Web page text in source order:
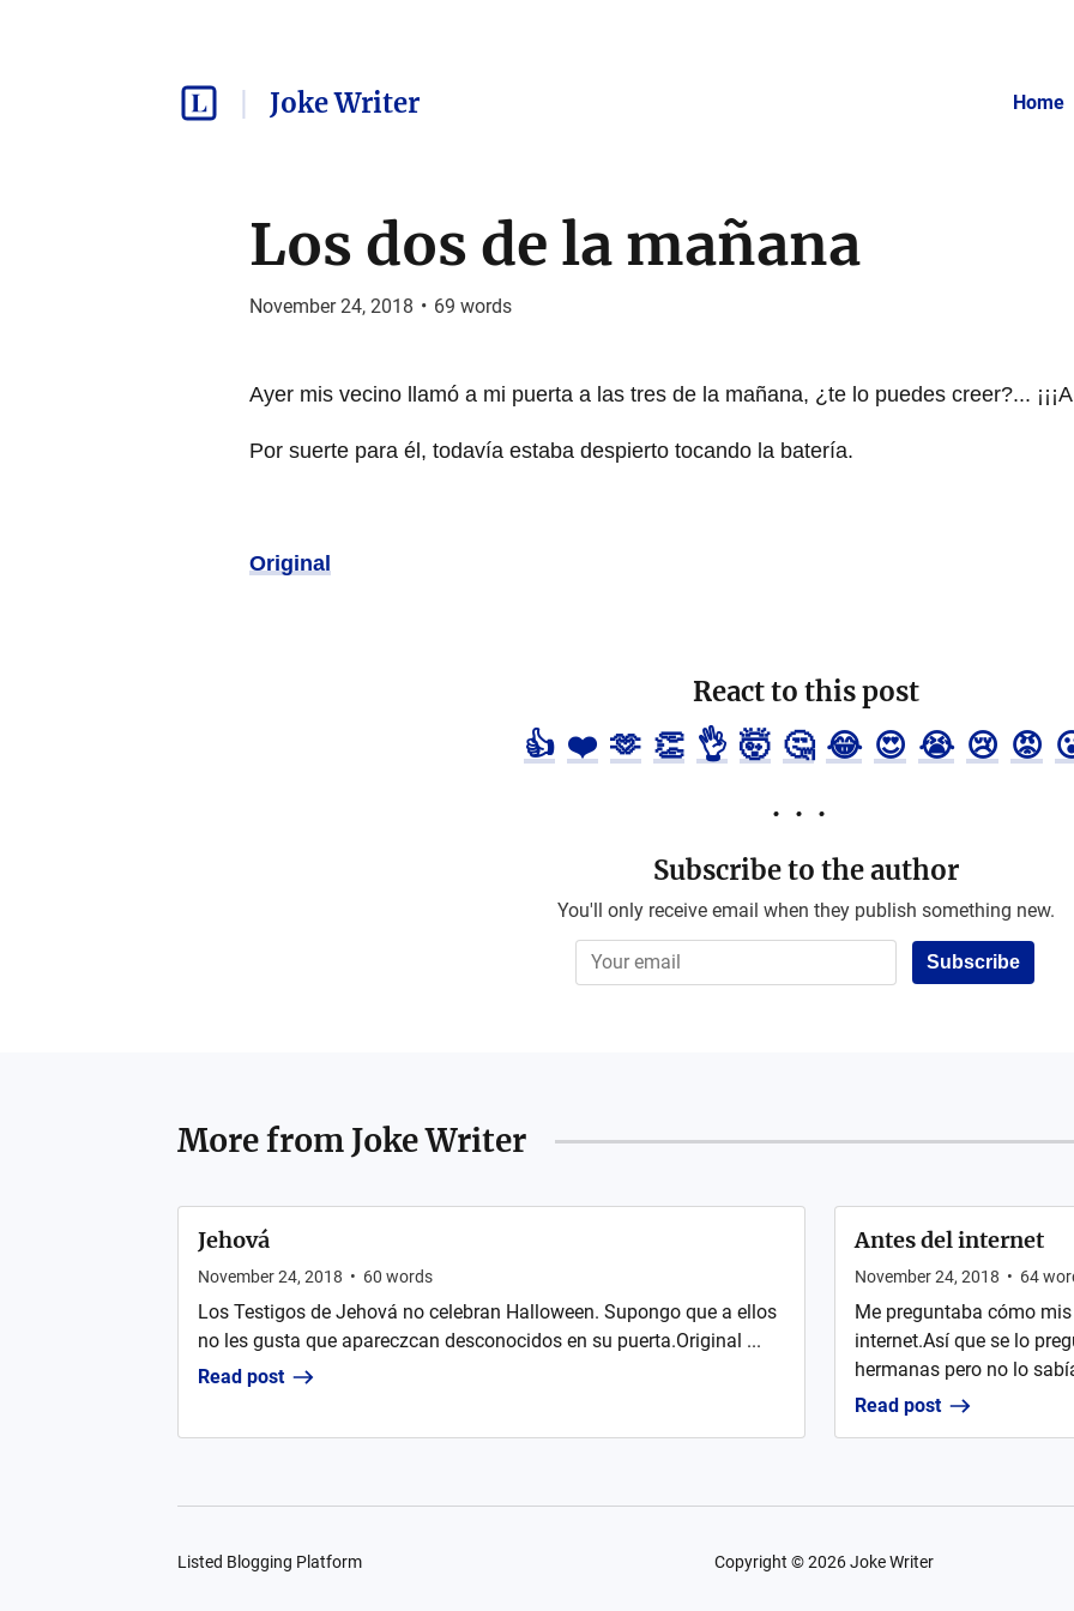
Joke Writer Home
Los dos de la mañana
November 24, 2018 • 69 words
Ayer mis vecino llamó a mi puerta a las tres de la mañana, ¿te lo puedes creer?...
Por suerte para él, todavía estaba despierto tocando la batería.
Original
React to this post
👍 ❤️ 🫶 👏 👌 🤯 🤔 😂 😍 😭 😢 😡
Subscribe to the author
You'll only receive email when they publish something new.
Subscribe
More from Joke Writer
Jehová
November 24, 2018 • 60 words
Los Testigos de Jehová no celebran Halloween. Supongo que a ellos
no les gusta que apareczcan desconocidos en su puerta.Original ...
Read post
Antes del internet
November 24, 2018 • 64
Me preguntaba cómo
internet.Así que se lo
hermanas pero no lo
Read post
Listed Blogging Platform Copyright ©2026Joke Writer